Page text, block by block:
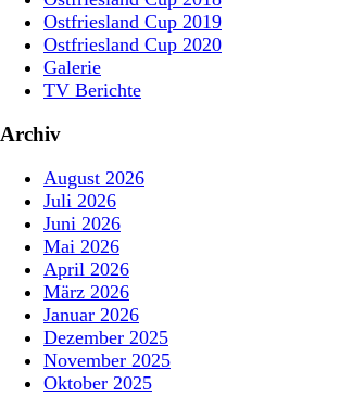
Ostfriesland Cup 2019
Ostfriesland Cup 2020
Galerie
TV Berichte
Archiv
August 2026
Juli 2026
Juni 2026
Mai 2026
April 2026
März 2026
Januar 2026
Dezember 2025
November 2025
Oktober 2025